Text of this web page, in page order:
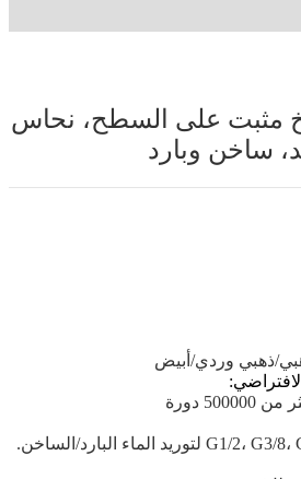
مثبت على السطح، نحاس
ساخن وبارد
ذهبي وردي/أبيض